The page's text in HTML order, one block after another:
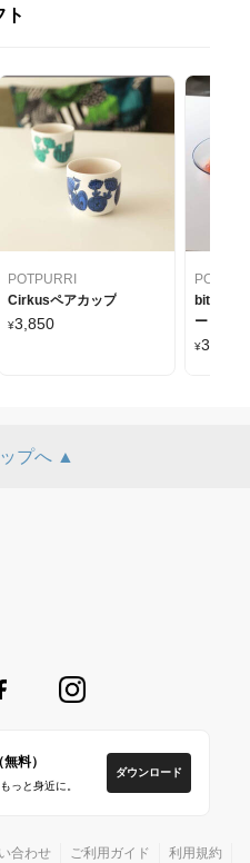
ト
POTPURRI
Cirkusペアカップ
¥3,850
bitte（
ート
¥3,850
プへ ▲
料）
っと身近に。
ダウンロード
合わせ ご利用ガイド 利用規約